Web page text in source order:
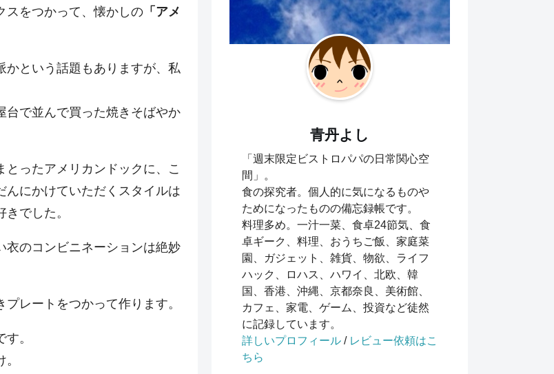
スをつかって、懐かしの 「アメ
かという話題もありますが、私
台で並んで買った焼きそばやか
ったアメリカンドックに、こ
んにかけていただくスタイルは
でした。
衣のコンビニネーションは絶妙
レートをつかって作ります。
。
青丹よし
「週末限定ビストロパパの日常関心空
間」。
食の探究者。個人的に気になるものや
ためになったものの備忘録帳です。
料理多め。一汁一菜、食卓24節気、食
卓ギーク、料理、おうちご飯、家庭菜
園、ガジェット、雑貨、物欲、ライフ
ハック、ロハス、ハワイ、北欧、韓
国、香港、沖縄、京都奈良、美術館、
カフェ、家電、ゲーム、投資など徒然
に記録しています。
詳しいプロフィール / レビュー依頼はこ
ちら